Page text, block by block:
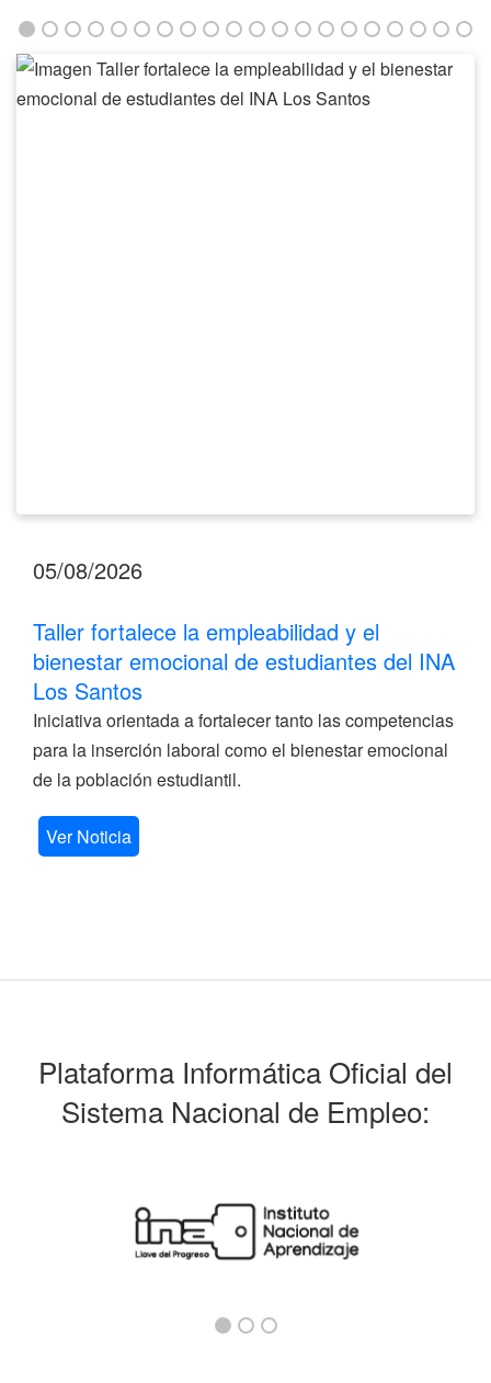
Taller
fortalece
05/08/2026
Taller fortalece la empleabilidad y el
bienestar emocional de estudiantes del INA
Los Santos
Iniciativa orientada a fortalecer tanto las competencias
para la inserción laboral como el bienestar emocional
de la población estudiantil.
Ver Noticia
Plataforma Informática Oficial del
Sistema Nacional de Empleo: